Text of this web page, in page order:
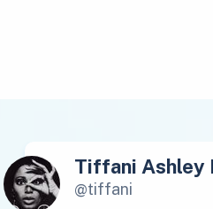
Tiffani Ashley
@tiffani